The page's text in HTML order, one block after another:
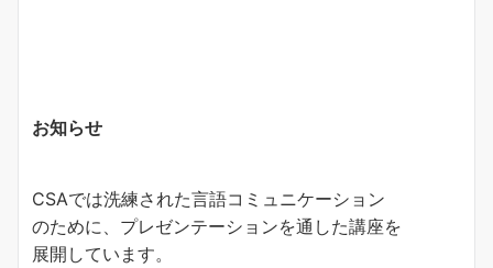
お知らせ
CSAでは洗練された言語コミュニケーション
のために、プレゼンテーションを通した講座を
展開しています。